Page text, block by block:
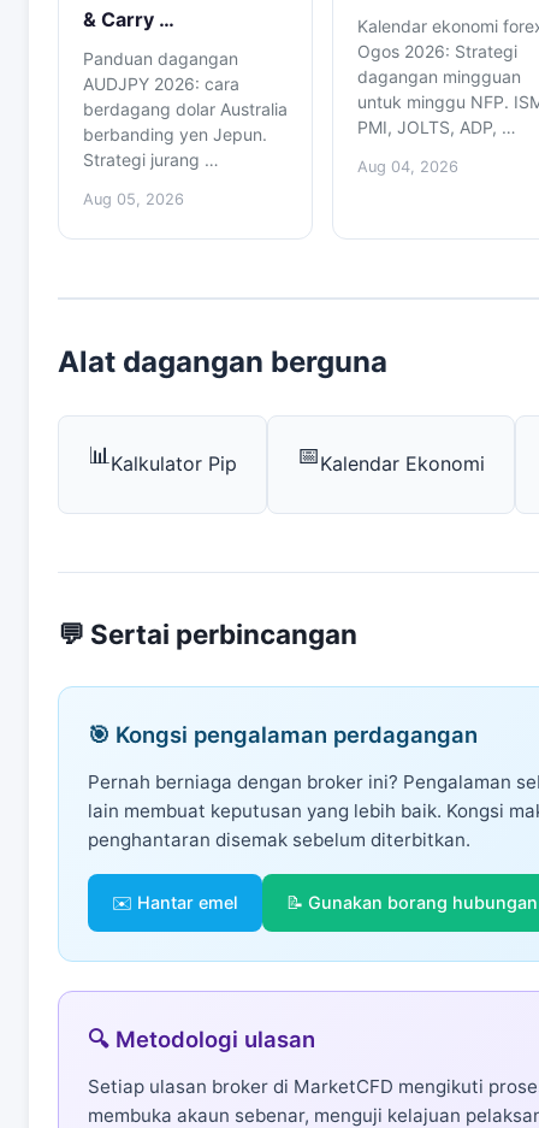
& Carry …
Panduan dagangan
AUDJPY 2026: cara
berdagang dolar Australia
berbanding yen Jepun.
Strategi jurang …
Aug 05, 2026
Kalendar ekonomi
Ogos 2026: Strategi
dagangan mingguan
untuk minggu NFP.
PMI, JOLTS, ADP, …
Aug 04, 2026
Alat dagangan berguna
📊 Kalkulator Pip 📅Kalendar Ekonomi
💬 Sertai perbincangan
🎯 Kongsi pengalaman perdagangan
Pernah berniaga dengan broker ini? Pengalaman
lain membuat keputusan yang lebih baik. Kongsi
penghantaran disemak sebelum diterbitkan.
✉️ Hantar emel 📝 Gunakan borang hubungan
🔍 Metodologi ulasan
Setiap ulasan broker di MarketCFD mengikuti
membuka akaun sebenar, menguji kelajuan